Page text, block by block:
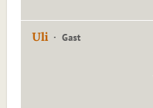
Uli Gast